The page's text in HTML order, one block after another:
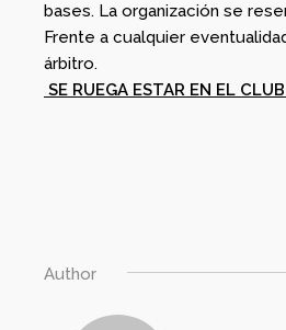
bases. La organización se
Frente a cualquier
árbitro.
SE RUEGA ESTAR EN EL
Author